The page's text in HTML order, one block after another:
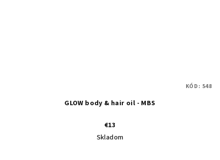
GLOW body & hair oil - MBS
€13
Skladom
KÓD: 548